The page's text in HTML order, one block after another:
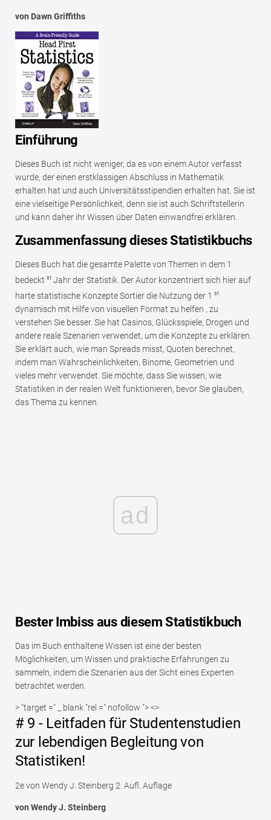
von Dawn Griffiths
Einführung
Dieses Buch ist nicht weniger, da es von einem Autor verfasst
wurde, der einen erstklassigen Abschluss in Mathematik
erhalten hat und auch Universitätsstipendien erhalten hat. Sie ist
eine vielseitige Persönlichkeit, denn sie ist auch Schriftstellerin
und kann daher ihr Wissen über Daten einwandfrei erklären.
Zusammenfassung dieses Statistikbuchs
Dieses Buch hat die gesamte Palette von Themen in dem 1
bedeckt st Jahr der Statistik. Der Autor konzentriert sich hier auf
harte statistische Konzepte Sortier die Nutzung der 1 st
dynamisch mit Hilfe von visuellen Format zu helfen , zu
verstehen Sie besser. Sie hat Casinos, Glücksspiele, Drogen und
andere reale Szenarien verwendet, um die Konzepte zu erklären.
Sie erklärt auch, wie man Spreads misst, Quoten berechnet,
indem man Wahrscheinlichkeiten, Binome, Geometrien und
vieles mehr verwendet. Sie möchte, dass Sie wissen, wie
Statistiken in der realen Welt funktionieren, bevor Sie glauben,
das Thema zu kennen.
ad
Bester Imbiss aus diesem Statistikbuch
Das im Buch enthaltene Wissen ist eine der besten
Möglichkeiten, um Wissen und praktische Erfahrungen zu
sammeln, indem die Szenarien aus der Sicht eines Experten
betrachtet werden.
> "target =" _ blank "rel =" nofollow "> <>
# 9 - Leitfaden für Studentenstudien
zur lebendigen Begleitung von
Statistiken!
2e von Wendy J. Steinberg 2. Aufl. Auflage
von Wendy J. Steinberg